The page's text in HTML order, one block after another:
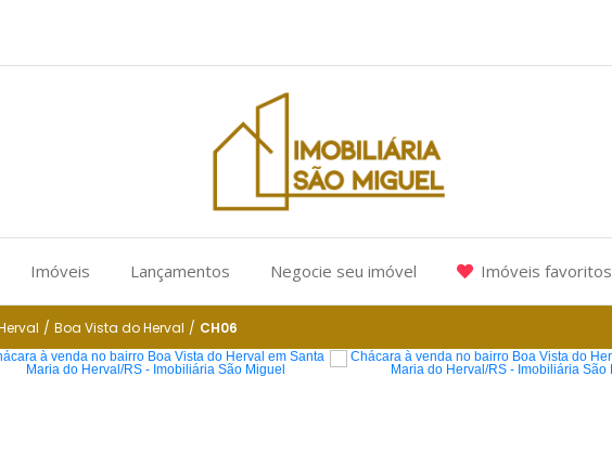
Imóveis Lançamentos Negocie seu imóvel Imóveis favoritos
/ Boa Vista do Herval / CH06